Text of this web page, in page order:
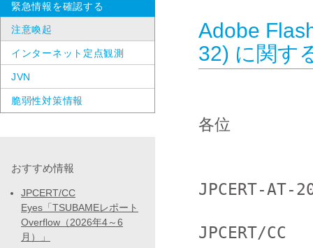
Adobe
32) に関す
各位
JPCERT-AT-
JPCERT/CC
緊急情報を確認する
注意喚起
インターネット定点観測
JVN
脆弱性対策情報
おすすめ情報
JPCERT/CC
Eyes「TSUBAMEレポート
Overflow（2026年4～6
月）」